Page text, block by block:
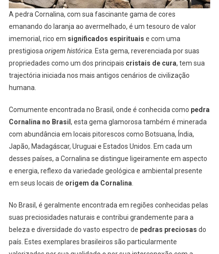
A pedra Cornalina, com sua fascinante gama de cores
emanando do laranja ao avermelhado, é um tesouro de valor
imemorial, rico em significados espirituais e com uma
prestigiosa origem histórica. Esta gema, reverenciada por suas
propriedades como um dos principais cristais de cura, tem sua
trajectória iniciada nos mais antigos cenários de civilização
humana.
Comumente encontrada no Brasil, onde é conhecida como pedra
Cornalina no Brasil , esta gema glamorosa também é minerada
com abundância em locais pitorescos como Botsuana, Índia,
Japão, Madagáscar, Uruguai e Estados Unidos. Em cada um
desses países, a Cornalina se distingue ligeiramente em aspecto
e energia, reflexo da variedade geológica e ambiental presente
em seus locais de origem da Cornalina
No Brasil, é geralmente encontrada em regiões conhecidas pelas
suas preciosidades naturais e contribui grandemente para a
beleza e diversidade do vasto espectro de pedras preciosas do
país. Estes exemplares brasileiros são particularmente